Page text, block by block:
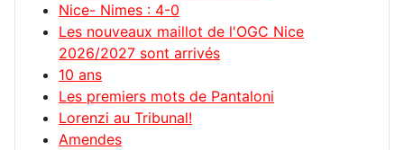
Nice- Nimes : 4-0
Les nouveaux maillot de l'OGC Nice
2026/2027 sont arrivés
10 ans
Les premiers mots de Pantaloni
Lorenzi au Tribunal!
Amendes